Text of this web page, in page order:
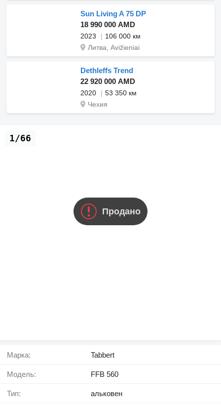
Sun Living A 75 DP
18 990 000 AMD
2023
106 000 км
Литва, Avižieniai
Dethleffs Trend
22 920 000 AMD
2020
53 350 км
Чехия
Продано
1/66
Марка: Tabbert
Модель: FFB 560
Тип: альковен